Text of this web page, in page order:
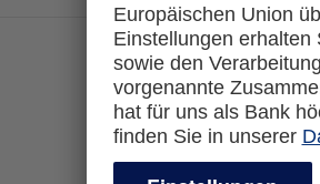
Mehr
Kreditkarten-Banking
miles-and-more.com